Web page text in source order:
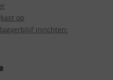
op
inrichten: